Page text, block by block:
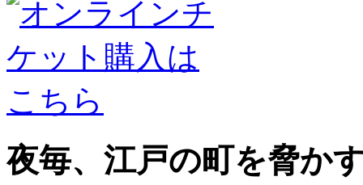
夜毎、江戸の町を脅か